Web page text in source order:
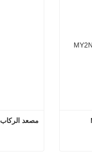
مصعد الركاب